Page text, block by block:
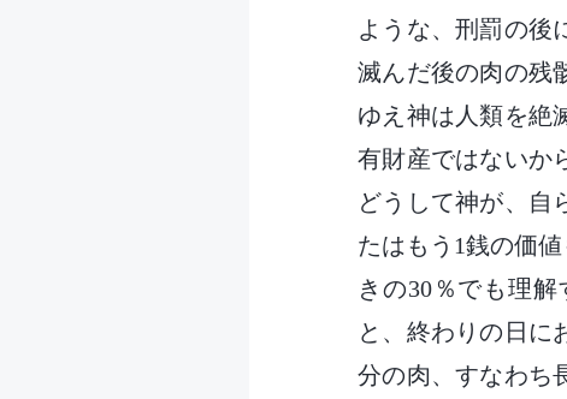
ような、刑罰の後
滅んだ後の肉の残
ゆえ神は人類を絶
有財産ではないか
どうして神が、自
たはもう1銭の価
きの30％でも理
と、終わりの日に
分の肉、すなわち